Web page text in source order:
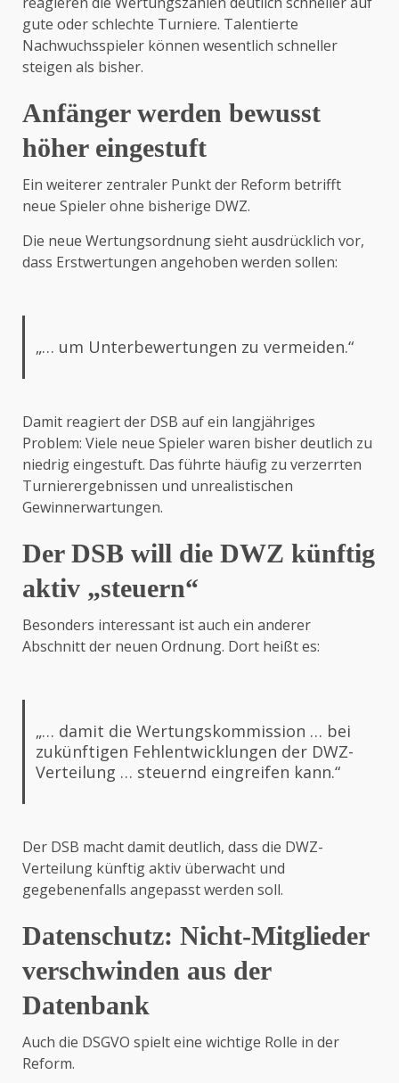
gute oder schlechte Turniere. Talentierte
Nachwuchsspieler können wesentlich schneller
steigen als bisher.
Anfänger werden bewusst
höher eingestuft
Ein weiterer zentraler Punkt der Reform betrifft
neue Spieler ohne bisherige DWZ.
Die neue Wertungsordnung sieht ausdrücklich vor,
dass Erstwertungen angehoben werden sollen:
„… um Unterbewertungen zu vermeiden.“
Damit reagiert der DSB auf ein langjähriges
Problem: Viele neue Spieler waren bisher deutlich zu
niedrig eingestuft. Das führte häufig zu verzerrten
Turnierergebnissen und unrealistischen
Gewinnerwartungen.
Der DSB will die DWZ künftig
aktiv „steuern“
Besonders interessant ist auch ein anderer
Abschnitt der neuen Ordnung. Dort heißt es:
„… damit die Wertungskommission … bei
zukünftigen Fehlentwicklungen der DWZ-
Verteilung … steuernd eingreifen kann.“
Der DSB macht damit deutlich, dass die DWZ-
Verteilung künftig aktiv überwacht und
gegebenenfalls angepasst werden soll.
Datenschutz: Nicht-Mitglieder
verschwinden aus der
Datenbank
Auch die DSGVO spielt eine wichtige Rolle in der
Reform.